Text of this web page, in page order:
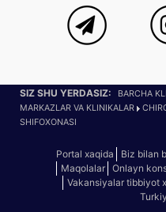
SIZ SHU YERDASIZ: BARCHA
MARKAZLAR VA KLINIKALAR
SHIFOXONASI
Portal xaqida Biz bilan
Maqolalar
Onlayn
Vakansiyalar tibbiyot